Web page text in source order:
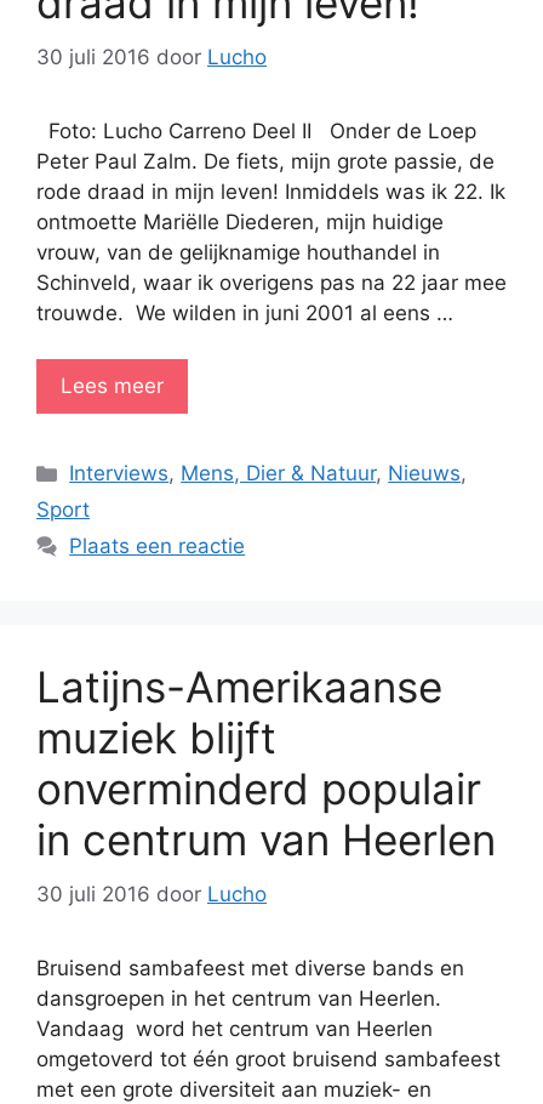
30 juli 2016 door Lucho
Foto: Lucho Carreno Deel II Onder de Loep
Peter Paul Zalm. De fiets, mijn grote passie, de
rode draad in mijn leven! Inmiddels was ik 22. Ik
ontmoette Mariëlle Diederen, mijn huidige
vrouw, van de gelijknamige houthandel in
Schinveld, waar ik overigens pas na 22 jaar mee
trouwde. We wilden in juni 2001 al eens …
Lees meer
Categorieën
Interviews, Mens, Dier & Natuur, Nieuws,
Sport
Plaats een reactie
Latijns-Amerikaanse
muziek blijft
onverminderd populair
in centrum van Heerlen
30 juli 2016 door Lucho
Bruisend sambafeest met diverse bands en
dansgroepen in het centrum van Heerlen.
Vandaag word het centrum van Heerlen
omgetoverd tot één groot bruisend sambafeest
met een grote diversiteit aan muziek- en